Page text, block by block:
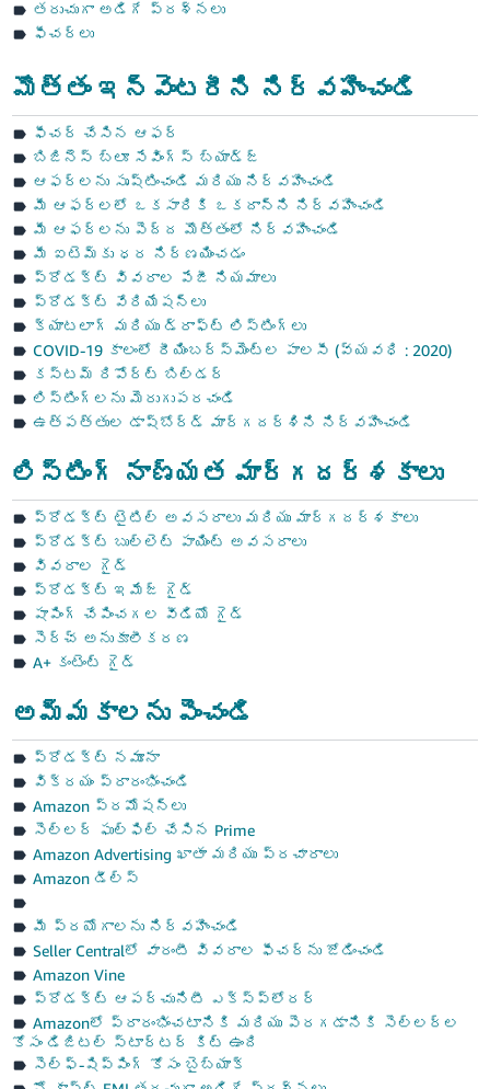
తరుచుగా అడిగే ప్రశ్నలు
ఫీచర్‌లు
మొత్తం ఇన్వెంటరీని నిర్వహించండి
ఫీచర్ చేసిన ఆఫర్
బిజినెస్ బ్లూ సేవింగ్స్ బ్యాడ్జ్
ఆఫర్‌లను సృష్టించండి మరియు నిర్వహించండి
మీ ఆఫర్‌లలో ఒకసారికి ఒకదాన్ని నిర్వహించండి
మీ ఆఫర్‌లను పెద్ద మొత్తంలో నిర్వహించండి
మీ ఐటెమ్‌కు ధర నిర్ణయించడం
ప్రోడక్ట్ వివరాల పేజీ నియమాలు
ప్రోడక్ట్ వేరియేషన్‌లు
క్యాటలాగ్ మరియు డ్రాఫ్ట్ లిస్టింగ్‌లు
COVID-19 కాలంలో రీయింబర్స్‌మెంట్‌ల పాలసీ (వ్యవధి : 2020)
కస్టమ్ రిపోర్ట్ బిల్డర్
లిస్టింగ్‌లను మెరుగుపరచండి
ఉత్పత్తుల డాష్బోర్డ్ మార్గదర్శిని నిర్వహించండి
లిస్టింగ్ నాణ్యత మార్గదర్శకాలు
ప్రోడక్ట్ టైటిల్ అవసరాలు మరియు మార్గదర్శకాలు
ప్రోడక్ట్ బుల్లెట్ పాయింట్ అవసరాలు
వివరాల గైడ్
ప్రోడక్ట్ ఇమేజ్ గైడ్
షాపింగ్ చేపించగల వీడియో గైడ్
సెర్చ్ అనుకూలీకరణ
A+ కంటెంట్ గైడ్
అమ్మకాలను పెంచండి
ప్రోడక్ట్ నమూనా
విక్రయం ప్రారంభించండి
Amazon ప్రమోషన్‌లు
సెల్లర్ ఫుల్‌ఫిల్ చేసిన Prime
Amazon Advertising ఖాతా మరియు ప్రచారాలు
Amazon డీల్స్
మీ ప్రయోగాలను నిర్వహించండి
Seller Central‌లో వారంటీ వివరాల ఫీచర్‌ను జోడించండి
Amazon Vine
ప్రోడక్ట్ ఆపర్చునిటీ ఎక్స్‌ప్లోరర్
Amazon‌లో ప్రారంభించటానికి మరియు పెరగడానికి సెల్లర్‌ల
కోసం డిజిటల్ స్టార్టర్ కిట్ ఉంది
సెల్ఫ్-షిప్పింగ్ కోసం బైబ్యాక్